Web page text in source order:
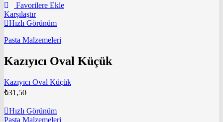
Favorilere Ekle
Karşılaştır
Hızlı Görünüm
Pasta Malzemeleri
Kazıyıcı Oval Küçük
Kazıyıcı Oval Küçük
₺31,50
Hızlı Görünüm
Pasta Malzemeleri